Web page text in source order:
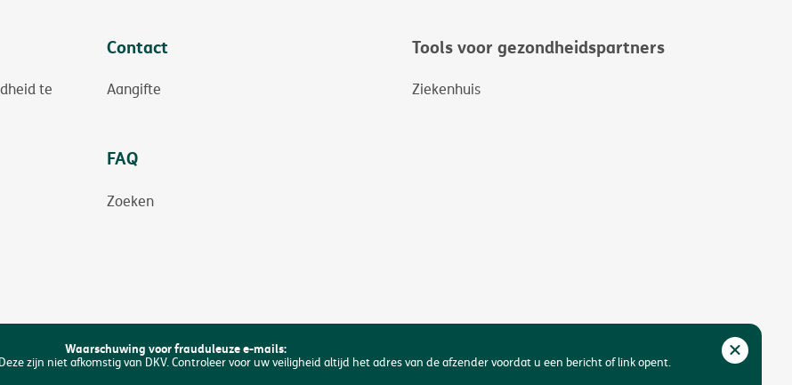
te
Contact
Aangifte
Tools voor gezondheidspartners
Ziekenhuis
FAQ
Zoeken
Waarschuwing voor frauduleuze e-mails:
zijn niet afkomstig van DKV. Controleer voor uw veiligheid altijd het adres van de afzender voordat u een bericht of link opent.